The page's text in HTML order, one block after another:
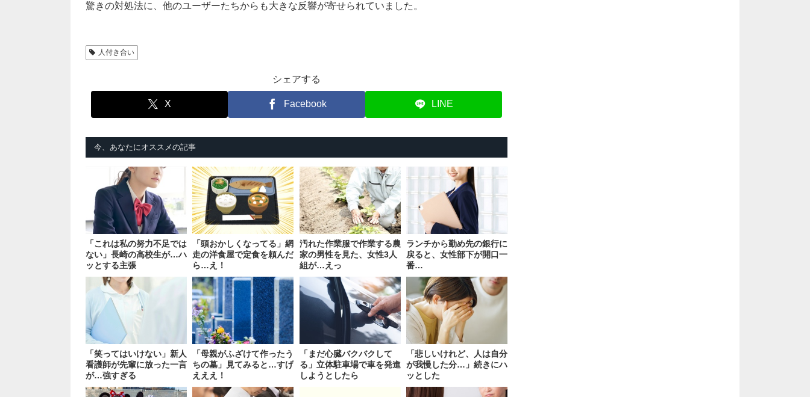
驚きの対処法に、他のユーザーたちからも大きな反響が寄せられていました。
人付き合い
シェアする
X Facebook LINE
今、あなたにオススメの記事
「これは私の努力不足では
ない」長崎の高校生が…ハ
ッとする主張
「頭おかしくなってる」網
走の洋食屋で定食を頼んだ
ら…え！
汚れた作業服で作業する農
家の男性を見た、女性3人
組が…えっ
ランチから勤め先の銀行に
戻ると、女性部下が開口一
番…
「笑ってはいけない」新人
看護師が先輩に放った一言
が…強すぎる
「母親がふざけて作ったう
ちの墓」見てみると…すげ
えええ！
「まだ心臓バクバクして
る」立体駐車場で車を発進
しようとしたら
「悲しいけれど、人は自分
が我慢した分…」続きにハ
ッとした